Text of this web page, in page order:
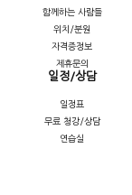
함께하는 사람들
위치/분원
자격증정보
제휴문의
일정/상담
일정표
무료 청강/상담
연습실